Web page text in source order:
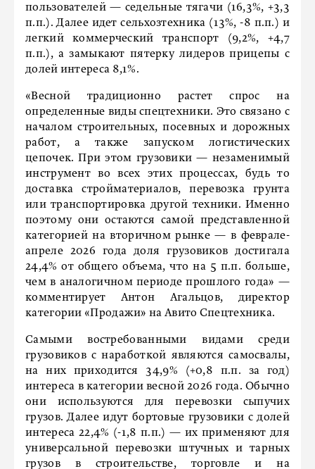
пользователей — седельные тягачи (16,3%, +3,3
п.п.). Далее идет сельхозтехника (13%, -8 п.п.) и
легкий коммерческий транспорт (9,2%, +4,7
п.п.), а замыкают пятерку лидеров прицепы с
долей интереса 8,1%.
«Весной традиционно растет спрос на
определенные виды спецтехники. Это связано с
началом строительных, посевных и дорожных
работ, а также запуском логистических
цепочек. При этом грузовики — незаменимый
инструмент во всех этих процессах, будь то
доставка стройматериалов, перевозка грунта
или транспортировка другой техники. Именно
поэтому они остаются самой представленной
категорией на вторичном рынке — в феврале-
апреле 2026 года доля грузовиков достигала
24,4% от общего объема, что на 5 п.п. больше,
чем в аналогичном периоде прошлого года» —
комментирует Антон Агальцов, директор
категории «Продажи» на Авито Спецтехника.
Самыми востребованными видами среди
грузовиков с наработкой являются самосвалы,
на них приходится 34,9% (+0,8 п.п. за год)
интереса в категории весной 2026 года. Обычно
они используются для перевозки сыпучих
грузов. Далее идут бортовые грузовики с долей
интереса 22,4% (-1,8 п.п.) — их применяют для
универсальной перевозки штучных и тарных
грузов в строительстве, торговле и на